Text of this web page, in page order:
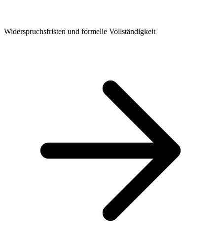
Widerspruchsfristen und formelle Vollständigkeit